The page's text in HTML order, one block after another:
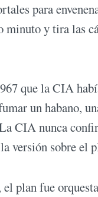
para
minuto y tira las
que la CIA
un habano,
CIA nunca
versión sobre el
plan fue